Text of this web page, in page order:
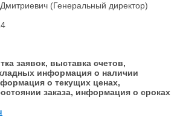
(Генеральный директор)
заявок, выставка счетов,
информация о наличии
о текущих ценах,
заказа, информация о сроках